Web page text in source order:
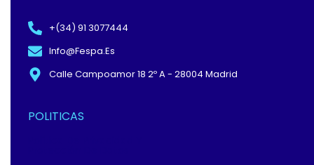
+(34) 91 3077444
Info@fespa.es
Calle Campoamor 18 2º A - 28004 Madrid
POLITICAS